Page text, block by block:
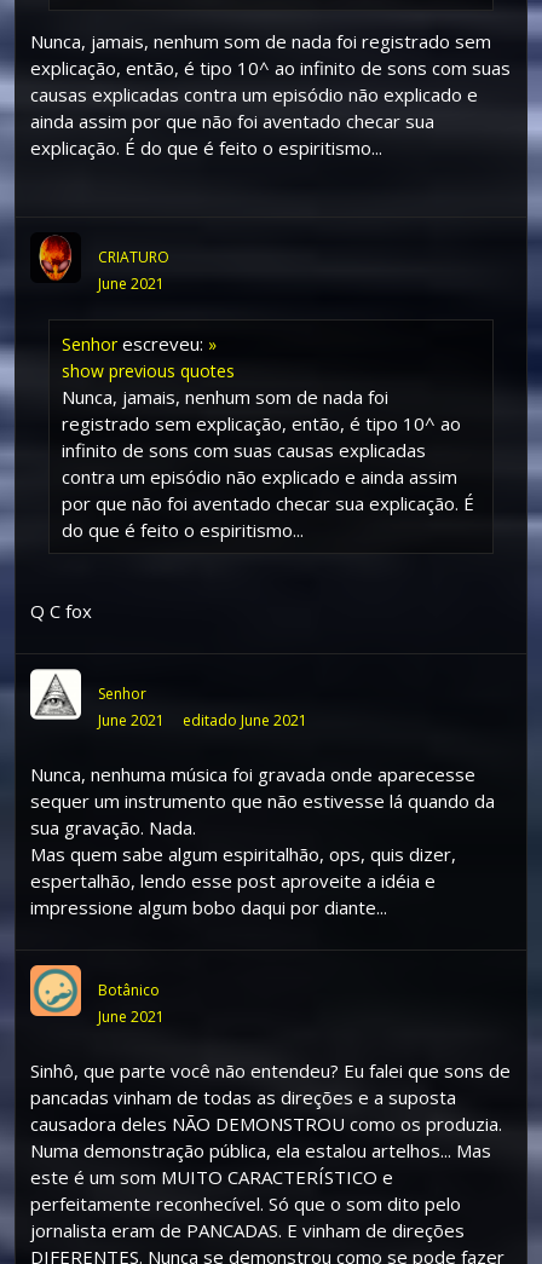
Nunca, jamais, nenhum som de nada foi registrado sem
explicação, então, é tipo 10^ ao infinito de sons com suas
causas explicadas contra um episódio não explicado e
ainda assim por que não foi aventado checar sua
explicação. É do que é feito o espiritismo...
CRIATURO
June 2021
Senhor escreveu: »
show previous quotes
Nunca, jamais, nenhum som de nada foi
registrado sem explicação, então, é tipo 10^ ao
infinito de sons com suas causas explicadas
contra um episódio não explicado e ainda assim
por que não foi aventado checar sua explicação. É
do que é feito o espiritismo...
Q C fox
Senhor
June 2021
editado June 2021
Nunca, nenhuma música foi gravada onde aparecesse
sequer um instrumento que não estivesse lá quando da
sua gravação. Nada.
Mas quem sabe algum espiritalhão, ops, quis dizer,
espertalhão, lendo esse post aproveite a idéia e
impressione algum bobo daqui por diante...
Botânico
June 2021
Sinhô, que parte você não entendeu? Eu falei que sons de
pancadas vinham de todas as direções e a suposta
causadora deles NÃO DEMONSTROU como os produzia.
Numa demonstração pública, ela estalou artelhos... Mas
este é um som MUITO CARACTERÍSTICO e
perfeitamente reconhecível. Só que o som dito pelo
jornalista eram de PANCADAS. E vinham de direções
DIFERENTES. Nunca se demonstrou como se pode fazer